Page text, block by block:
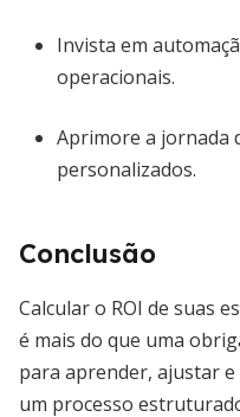
Invista em
operacionais.
Aprimore a jornada
personalizados.
Conclusão
Calcular o ROI de suas
é mais do que uma
para aprender, ajustar
um processo